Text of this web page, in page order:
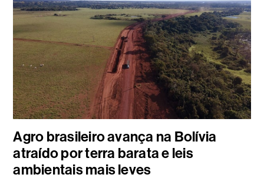
Agro brasileiro avança na Bolívia
atraído por terra barata e leis
ambientais mais leves